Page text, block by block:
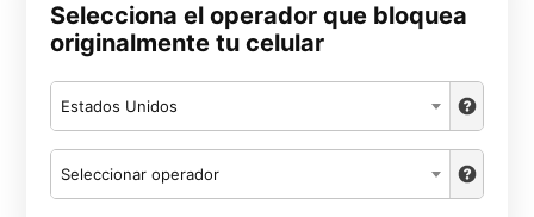
Selecciona el operador que bloquea
originalmente tu celular
Estados Unidos
Seleccionar operador